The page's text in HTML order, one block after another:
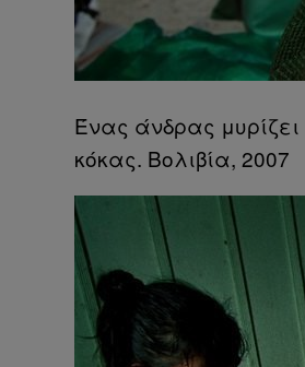
Ένας άνδρας
κόκας. Βολιβία, 2007